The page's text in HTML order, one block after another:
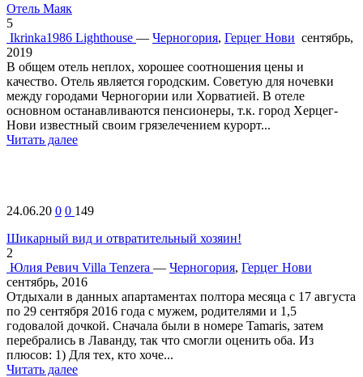
Отель Маяк
5
Ikrinka1986 Lighthouse — Черногория, Герцег Нови сентябрь,
2019
В общем отель неплох, хорошее соотношения цены и
качество. Отель является городским. Советую для ночевки
между городами Черногории или Хорватией. В отеле
основном останавливаются пенсионеры, т.к. город Херцег-
Нови известный своим грязелечением курорт...
Читать далее
24.06.20 0 0 149
Шикарный вид и отвратительный хозяин!
2
Юлия Ревич Villa Tenzera — Черногория, Герцег Нови
сентябрь, 2016
Отдыхали в данных апартаментах полтора месяца с 17 августа
по 29 сентября 2016 года с мужем, родителями и 1,5
годовалой дочкой. Сначала были в номере Tamaris, затем
перебрались в Лаванду, так что смогли оценить оба. Из
плюсов: 1) Для тех, кто хоче...
Читать далее